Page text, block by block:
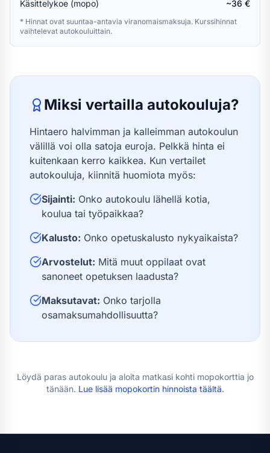
Käsittelykoe (mopo)
~36 €
* Hinnat ovat suuntaa-antavia viranomaismaksuja. Kurssihinnat
vaihtelevat autokouluittain.
Miksi vertailla autokouluja?
Hintaero halvimman ja kalleimman autokoulun
välillä voi olla satoja euroja. Pelkkä hinta ei
kuitenkaan kerro kaikkea. Kun vertailet
autokouluja, kiinnitä huomiota myös:
Sijainti: Onko autokoulu lähellä kotia,
koulua tai työpaikkaa?
Kalusto: Onko opetuskalusto nykyaikaista?
Arvostelut: Mitä muut oppilaat ovat
sanoneet opetuksen laadusta?
Maksutavat: Onko tarjolla
osamaksumahdollisuutta?
Löydä paras autokoulu ja aloita matkasi kohti mopokorttia jo
tänään. Lue lisää mopokortin hinnoista täältä.